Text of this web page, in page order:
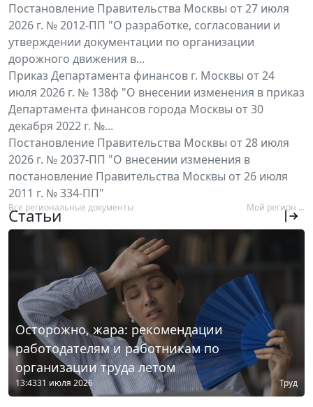
Постановление Правительства Москвы от 27 июля
2026 г. № 2012-ПП "О разработке, согласовании и
утверждении документации по организации
дорожного движения в...
Приказ Департамента финансов г. Москвы от 24
июля 2026 г. № 138ф "О внесении изменения в приказ
Департамента финансов города Москвы от 30
декабря 2022 г. №...
Постановление Правительства Москвы от 28 июля
2026 г. № 2037-ПП "О внесении изменения в
постановление Правительства Москвы от 26 июля
2011 г. № 334-ПП"
Все региональные документы Мой регион ...
Статьи
Осторожно, жара: рекомендации
работодателям и работникам по
организации труда летом
13:4331 июля 2026 Труд